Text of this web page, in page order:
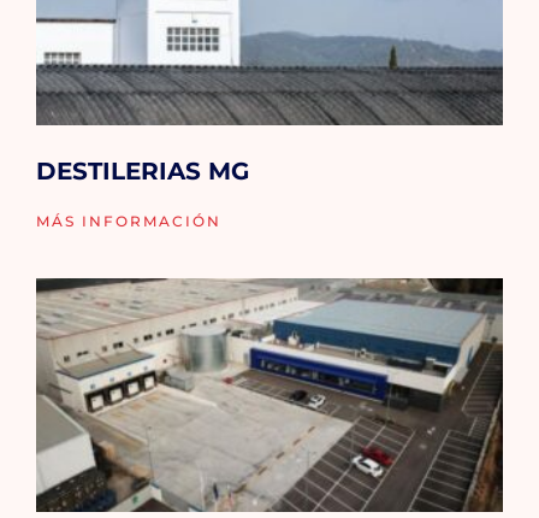
DESTILERIAS MG
MÁS INFORMACIÓN